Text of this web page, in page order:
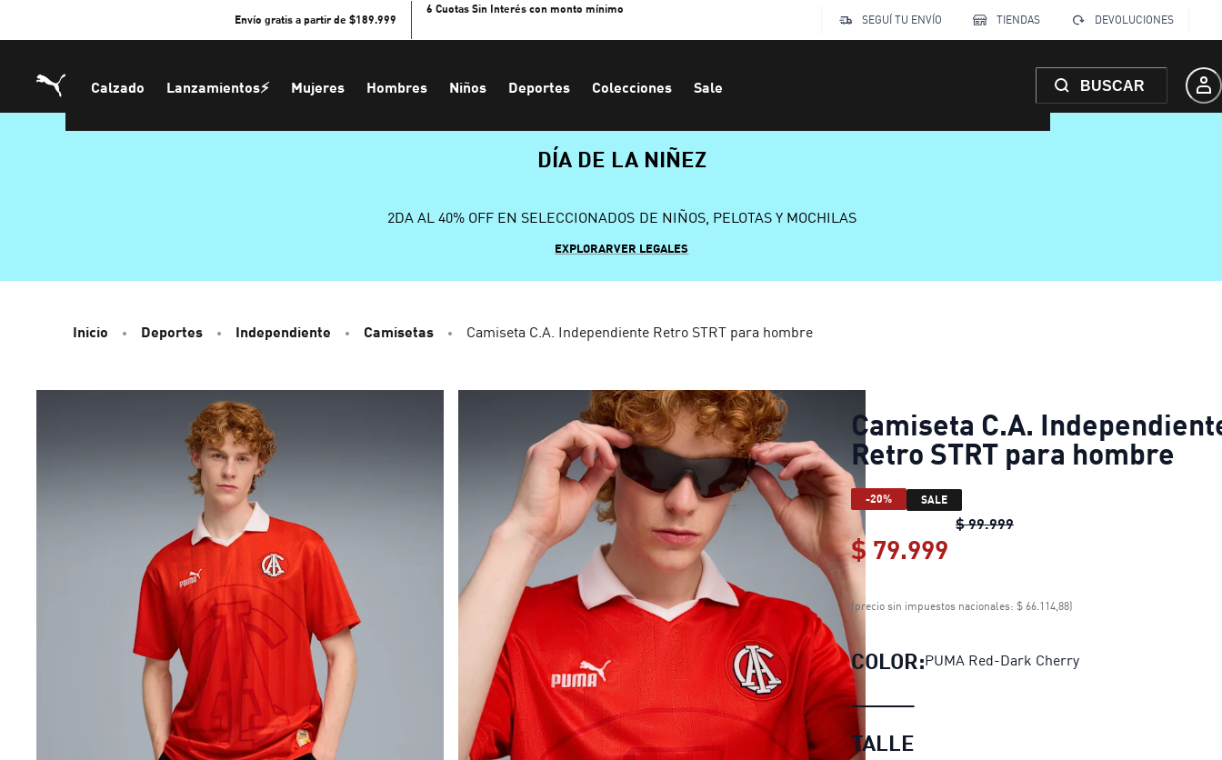
Envío gratis a partir de $189.999
6 Cuotas Sin Interés con monto mínimo
SEGUÍ TU ENVÍO
TIENDAS DEVOLUCIONES
Calzado Lanzamientos⚡ Mujeres Hombres Niños Deportes Colecciones Sale BUSCAR
DÍA DE LA NIÑEZ
2DA AL 40% OFF EN SELECCIONADOS DE NIÑOS, PELOTAS Y MOCHILAS
EXPLORARVER LEGALES
Inicio Deportes Independiente Camisetas Camiseta C.A. Independiente Retro STRT para hombre
Camiseta C.A.
Retro STRT para hombre
-20% SALE
$ 99.999Camiseta C.A. Independiente
$ 79.999
Camiseta C.A.
(precio sin impuestos nacionales: $ 66.114,88)
COLOR:PUMA Red-Dark Cherry
TALLE